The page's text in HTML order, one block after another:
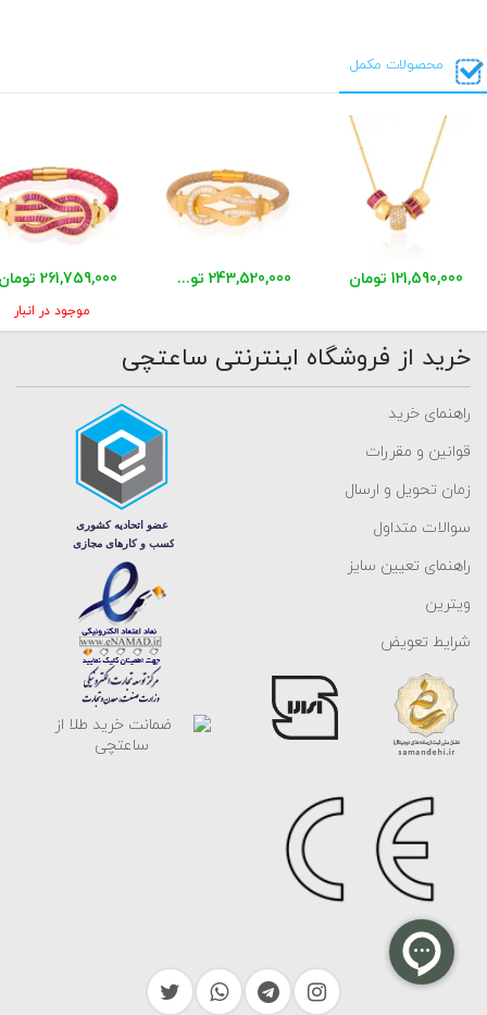
محصولات مکمل
121,590,000 تومان 243,520,000 تومان 261,759,000 تومان
موجود در انبار
خرید از فروشگاه اینترنتی ساعتچی
راهنمای خرید
قوانین و مقررات
زمان تحویل و ارسال
سوالات متداول
راهنمای تعیین سایز
ویترین
شرایط تعویض